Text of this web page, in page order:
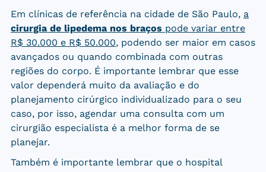
Em clínicas de referência na cidade de São Paulo, a
cirurgia de lipedema nos braços pode variar entre
R$ 30.000 e R$ 50.000, podendo ser maior em casos
avançados ou quando combinada com outras
regiões do corpo. É importante lembrar que esse
valor dependerá muito da avaliação e do
planejamento cirúrgico individualizado para o seu
caso, por isso, agendar uma consulta com um
cirurgião especialista é a melhor forma de se
planejar.
Também é importante lembrar que o hospital